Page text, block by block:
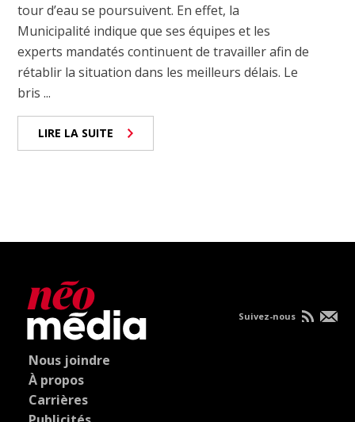
tour d’eau se poursuivent. En effet, la
Municipalité indique que ses équipes et les
experts mandatés continuent de travailler afin de
rétablir la situation dans les meilleurs délais. Le
bris ...
LIRE LA SUITE
Nous joindre
À propos
Carrières
Suivez-nous